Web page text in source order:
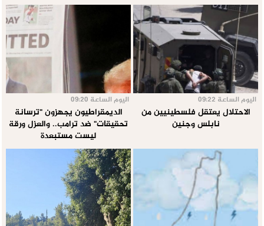
اليوم الساعة 09:22
الاحتلال يعتقل فلسطينيين من
نابلس وجنين
اليوم الساعة 09:20
الديمقراطيون يجهزون "ترسانة
تحقيقات" ضد ترامب.. والعزل ورقة
ليست مستبعدة